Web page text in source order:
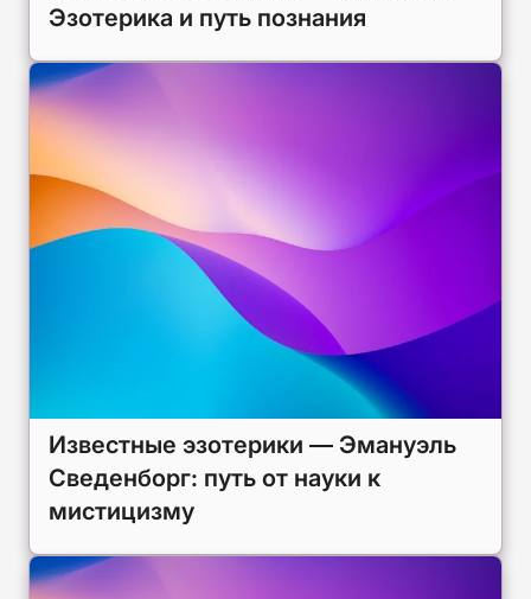
Эзотерика и путь познания
Известные эзотерики — Эмануэль
Сведенборг: путь от науки к
мистицизму